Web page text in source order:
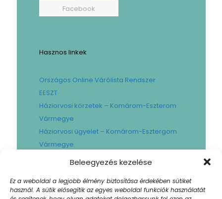
Beleegyezés kezelése
Ez a weboldal a legjobb élmény biztosítása érdekében sütiket
használ. A sütik elősegítik az egyes weboldal funkciók használatát
Facebook
Hasznos linkek
Országos Online Várólista Rendszer
EESZT
Háziorvosi körzetek – Komárom-Eszterom
Vármegye
Háziorvosi ügyelet – Komárom-Esztergom
Vármegye
Gyógyszertári ügyelet – Komárom-
Városi Fogászat
Művese Állomás B.Braun